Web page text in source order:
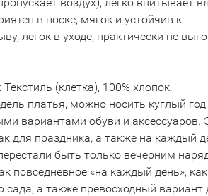
в носке, мягок и устойчив к
легок в уходе, практически не
(клетка), 100% хлопок.
платья, можно носить куглый год,
вариантами обуви и аксессуаров.
для праздника, а также на каждый
быть только вечерним
повседневное «на каждый день», как
сада, а также превосходный вариант